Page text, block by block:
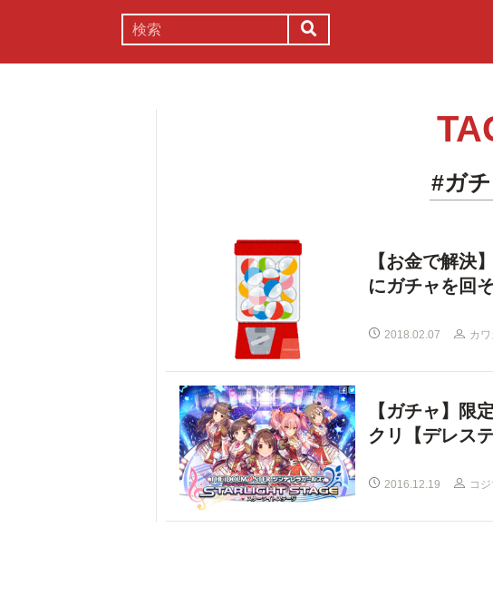
#ガ
【お金で解決
にガチャを回
2018.02.07 カ
【ガチャ】限
クリ【デレステ
2016.12.19 コ